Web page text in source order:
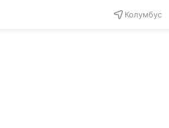
Колумбус